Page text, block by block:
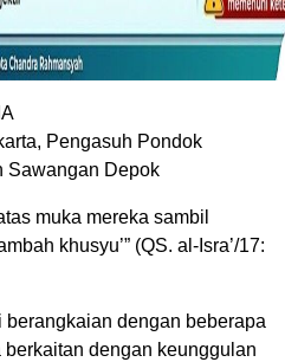
Pengasuh Pondok
Sawangan Depok
muka mereka sambil
khusyu’” (QS. al-Isra’/17:
berangkaian dengan beberapa
dengan keunggulan